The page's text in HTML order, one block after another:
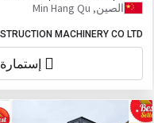
الصين, Min Hang Qu
MACHINERY CO LTD